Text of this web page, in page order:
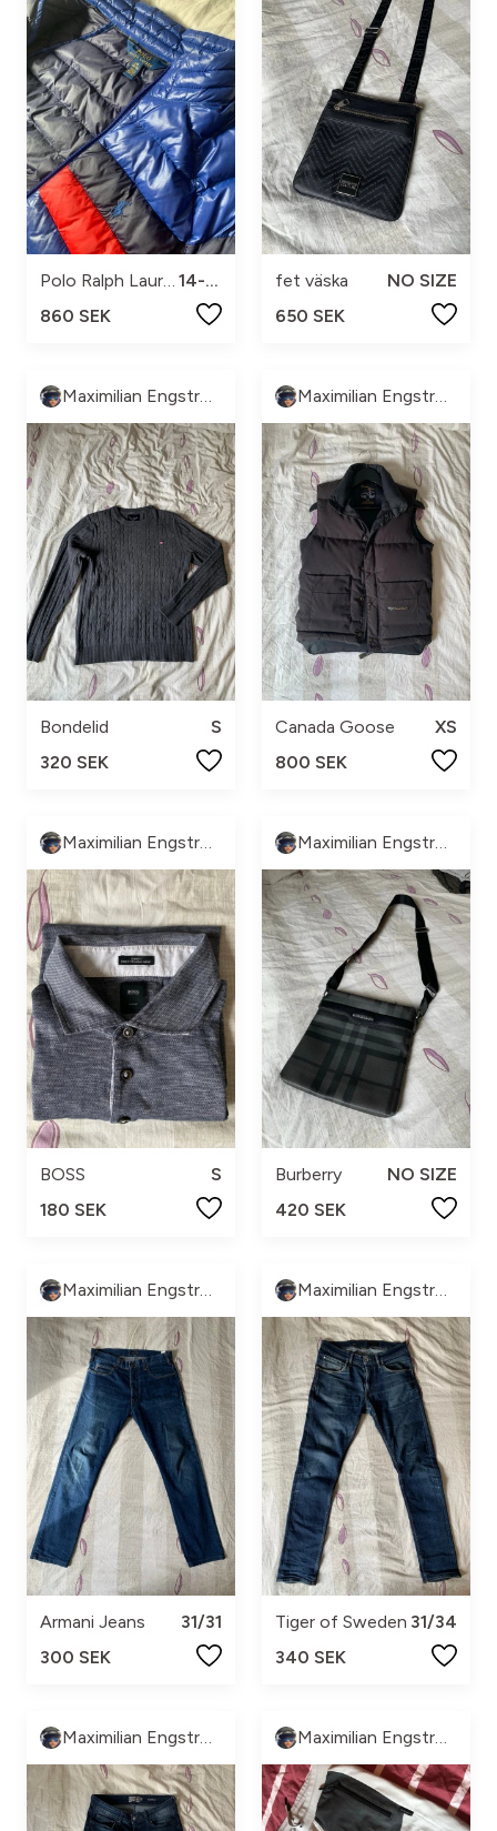
14-16
860 SEK
fet väska
NO SIZE
650 SEK
Bondelid
S
320 SEK
Canada Goose
XS
800 SEK
Maximilian Engström
BOSS
S
180 SEK
Maximilian Engström
Burberry
NO SIZE
420 SEK
Maximilian Engström
Armani Jeans
31/31
300 SEK
Maximilian Engström
Tiger of Sweden 31/34
340 SEK